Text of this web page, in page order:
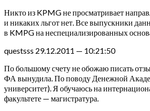
Никто из KPMG не просматривает
и никаких льгот нет. Все выпускники
в KMPG на неспециализированных
questsss 29.12.2011 — 10:21:50
По большому счету не обожаю писать
ФА вынудила. По поводу Денежной
университет). Я обучаюсь на
факультете — магистратура.